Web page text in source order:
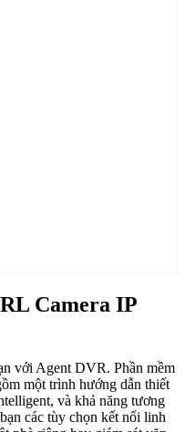
Camera IP
với Agent DVR. Phần mềm
một trình hướng dẫn thiết
và khả năng tương
các tùy chọn kết nối linh